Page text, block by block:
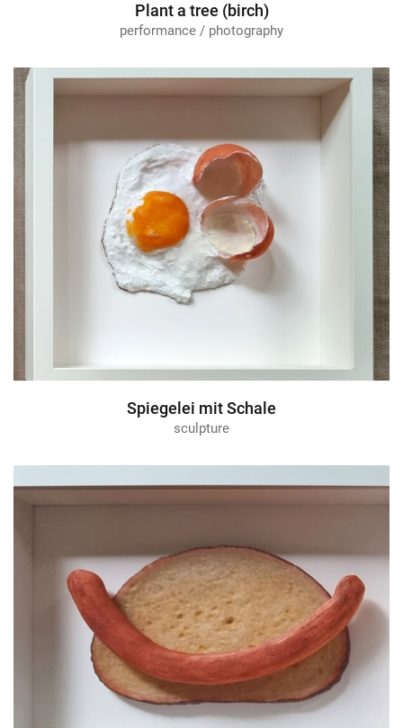
Plant a tree (birch)
performance / photography
Spiegelei mit Schale
sculpture